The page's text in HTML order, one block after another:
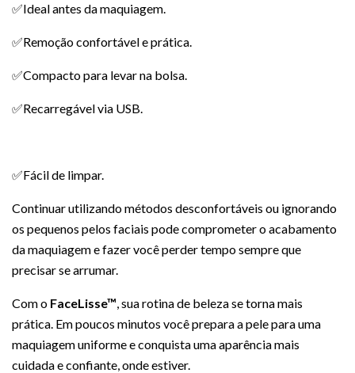
✅Ideal antes da maquiagem.
✅Remoção confortável e prática.
✅Compacto para levar na bolsa.
✅Recarregável via USB.
✅Fácil de limpar.
Continuar utilizando métodos desconfortáveis ou ignorando
os pequenos pelos faciais pode comprometer o acabamento
da maquiagem e fazer você perder tempo sempre que
precisar se arrumar.
Com o FaceLisse™, sua rotina de beleza se torna mais
prática. Em poucos minutos você prepara a pele para uma
maquiagem uniforme e conquista uma aparência mais
cuidada e confiante, onde estiver.